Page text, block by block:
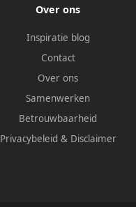
Over ons
Inspiratie blog
Contact
Over ons
Samenwerken
Betrouwbaarheid
Privacybeleid & Disclaimer